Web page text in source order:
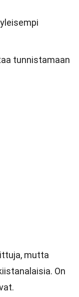
tunnistamaan
mutta
On